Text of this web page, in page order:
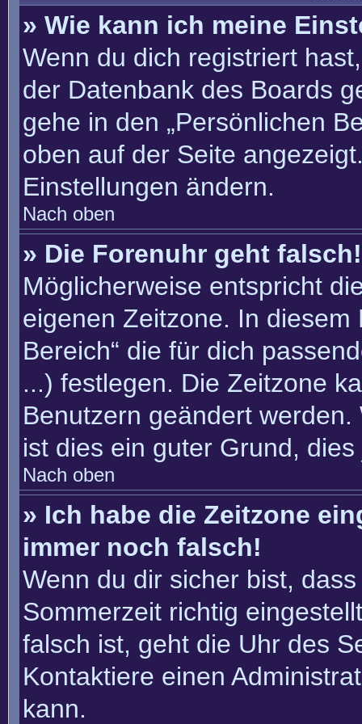
» Wie kann ich meine
Wenn du dich registriert
der Datenbank des Boards
gehe in den „Persönlichen
oben auf der Seite
Einstellungen ändern.
Nach oben
» Die Forenuhr geht falsch!
Möglicherweise entspricht
eigenen Zeitzone. In diesem
Bereich“ die für dich
...) festlegen. Die Zeitzone
Benutzern geändert
ist dies ein guter Grund,
Nach oben
» Ich habe die Zeitzone
immer noch falsch!
Wenn du dir sicher bist,
Sommerzeit richtig
falsch ist, geht die Uhr des
Kontaktiere einen
kann.